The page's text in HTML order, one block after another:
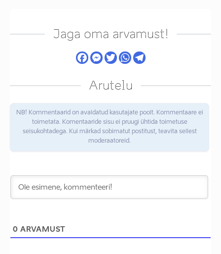
Jaga oma arvamust!
Arutelu
NB! Kommentaarid on avaldatud kasutajate poolt. Kommentaare ei
toimetata. Komentaaride sisu ei pruugi ühtida toimetuse
seisukohtadega. Kui märkad sobimatut postitust, teavita sellest
moderaatoreid.
0 ARVAMUST